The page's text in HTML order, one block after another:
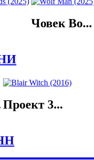
Човек Во...
Проект 3...